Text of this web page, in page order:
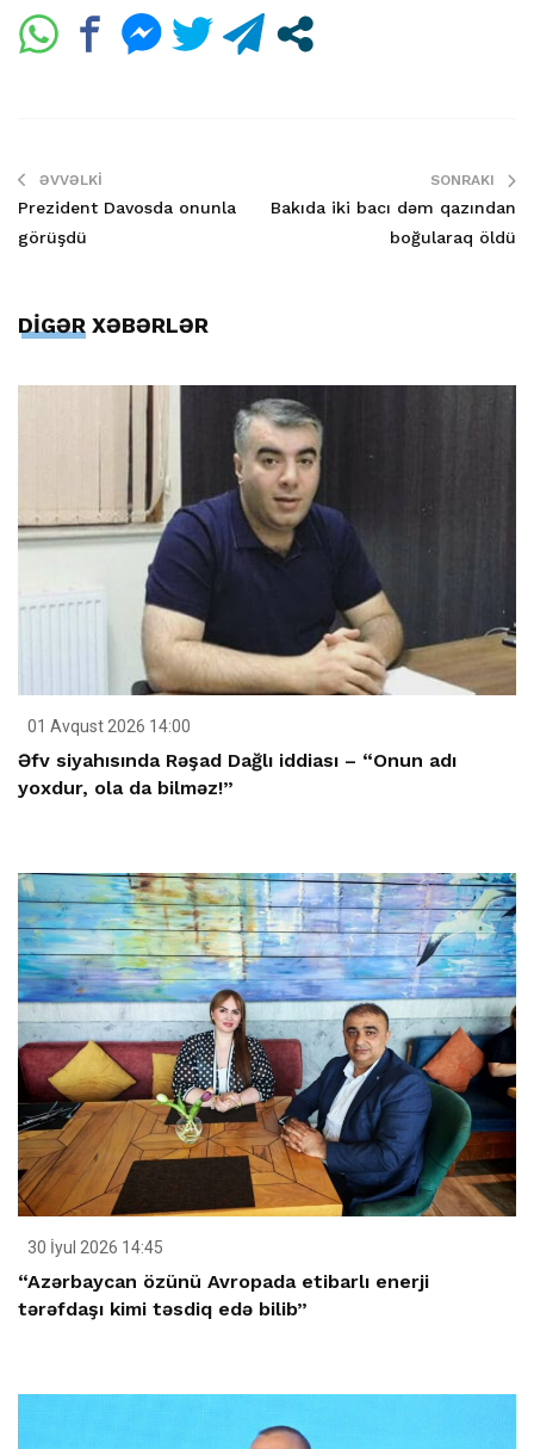
ƏVVƏLKI
Prezident Davosda onunla
görüşdü
SONRAKI
Bakıda iki bacı dəm qazından
boğularaq öldü
DİGƏR XƏBƏRLƏR
01 Avqust 2026 14:00
Əfv siyahısında Rəşad Dağlı iddiası – “Onun adı
yoxdur, ola da bilməz!”
30 İyul 2026 14:45
“Azərbaycan özünü Avropada etibarlı enerji
tərəfdaşı kimi təsdiq edə bilib”